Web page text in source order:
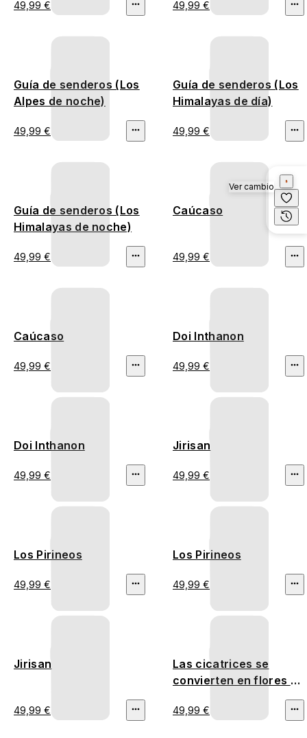
49,99 € 49,99 €
Guía de senderos (Los
Alpes de noche)
49,99 €
Guía de senderos (Los
Himalayas de día)
49,99 €
Guía de senderos (Los
Himalayas de noche)
49,99 €
Caúcaso
49,99 €
Caúcaso
49,99 €
Doi Inthanon
49,99 €
Doi Inthanon
49,99 €
Jirisan
49,99 €
Los Pirineos
49,99 €
Los Pirineos
49,99 €
Jirisan
49,99 €
Las cicatrices se
convierten en flores -
Incendios forestales
en Australia
49,99 €
Ver cambio